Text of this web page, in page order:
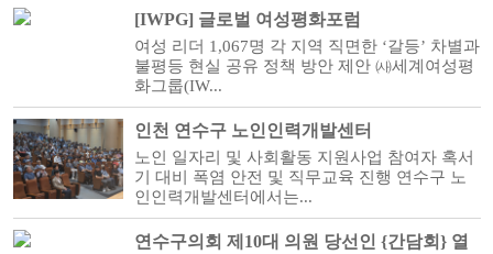
[IWPG] 글로벌 여성평화포럼
여성 리더 1,067명 각 지역 직면한 ‘갈등’ 차별과
불평등 현실 공유 정책 방안 제안 ㈔세계여성평
화그룹(IW...
인천 연수구 노인인력개발센터
노인 일자리 및 사회활동 지원사업 참여자 혹서
기 대비 폭염 안전 및 직무교육 진행 연수구 노
인인력개발센터에서는...
연수구의회 제10대 의원 당선인 {간담회} 열